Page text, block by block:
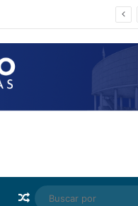
Random Article